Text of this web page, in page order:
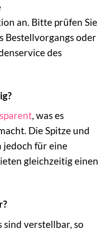
an. Bitte prüfen Sie
Bestellvorgangs oder
des
, was es
Die Spitze und
jedoch für eine
gleichzeitig einen
sind verstellbar, so